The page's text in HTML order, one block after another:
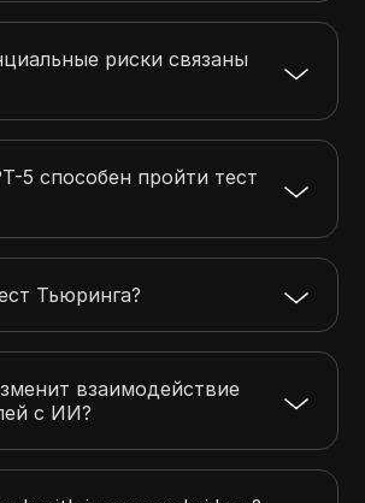
риски связаны
5 способен пройти тест
Тьюринга?
взаимодействие
с ИИ?